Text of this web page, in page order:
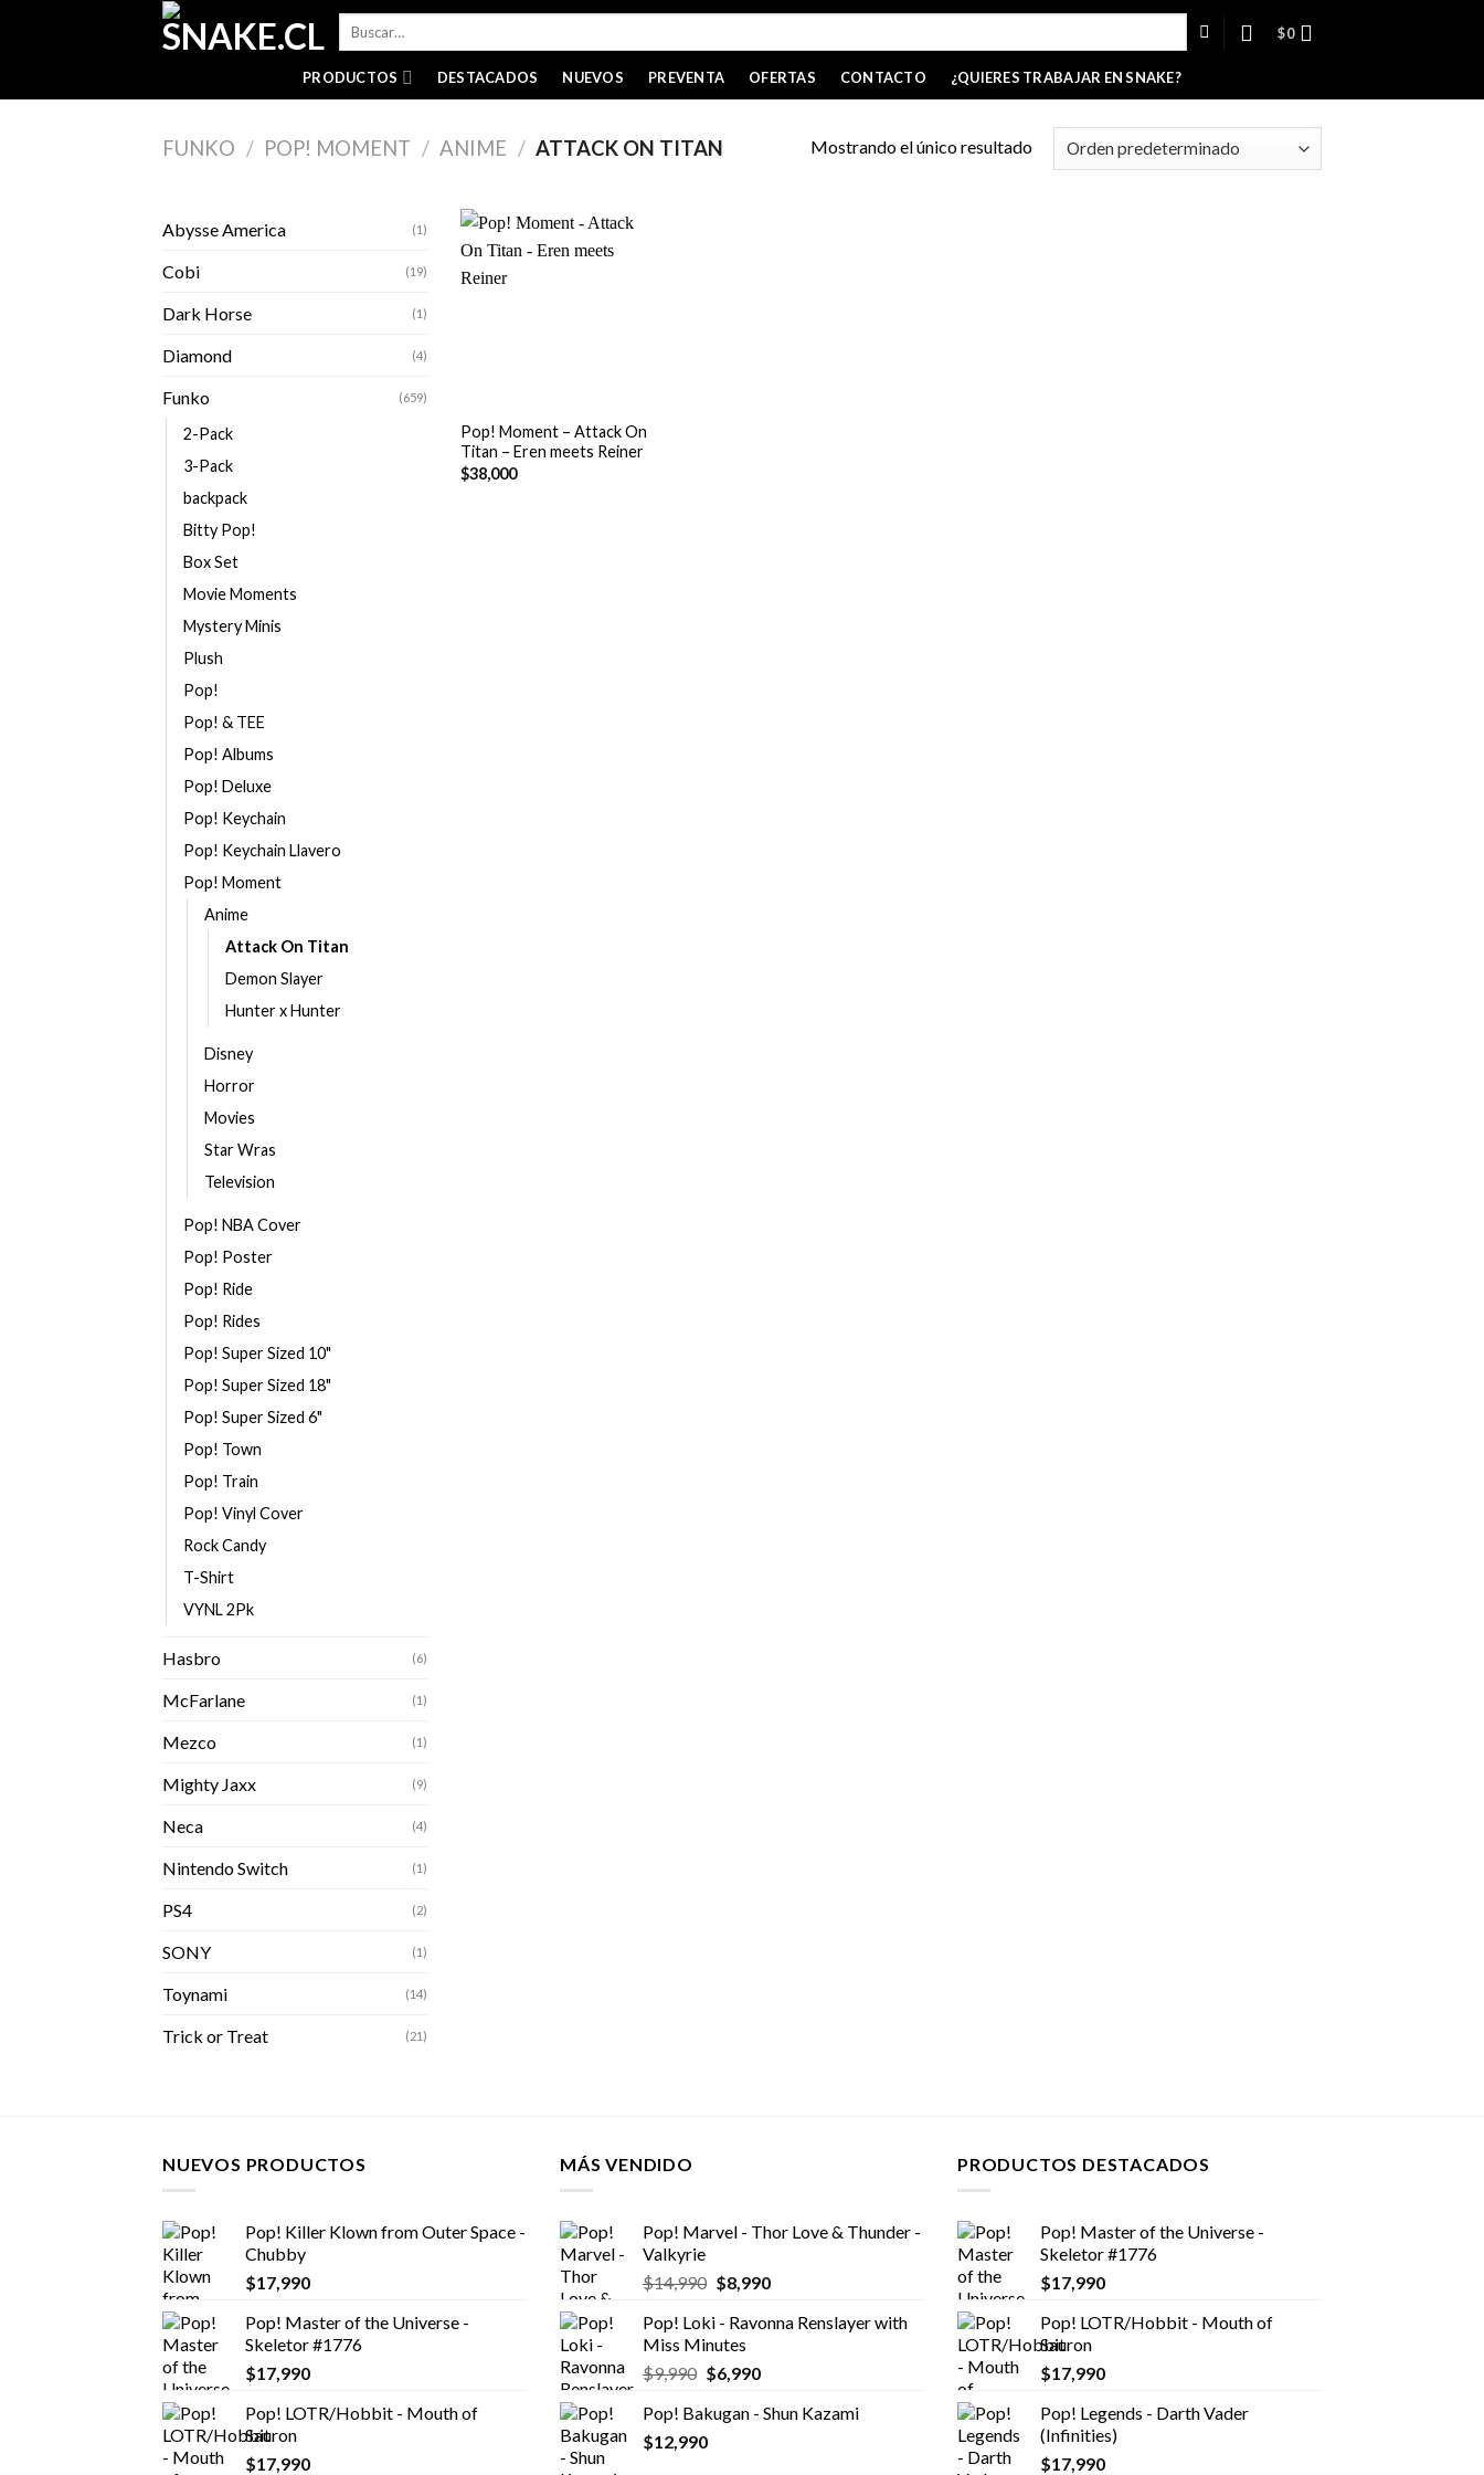
Buscar
$0
PRODUCTOS DESTACADOS NUEVOS PREVENTA OFERTAS CONTACTO ¿QUIERES TRABAJAR EN SNAKE?
FUNKO / POP! MOMENT / ANIME / ATTACK ON TITAN Mostrando el único resultado
Abysse America (1)
Cobi (19)
Dark Horse (1)
Diamond (4)
Funko (659)
2-Pack
3-Pack
backpack
Bitty Pop!
Box Set
Movie Moments
Mystery Minis
Plush
Pop!
Pop! & TEE
Pop! Albums
Pop! Deluxe
Pop! Keychain
Pop! Keychain Llavero
Pop! Moment
Anime
Attack On Titan
Demon Slayer
Hunter x Hunter
Disney
Horror
Movies
Star Wras
Television
Pop! NBA Cover
Pop! Poster
Pop! Ride
Pop! Rides
Pop! Super Sized 10"
Pop! Super Sized 18"
Pop! Super Sized 6"
Pop! Town
Pop! Train
Pop! Vinyl Cover
Rock Candy
T-Shirt
VYNL 2Pk
Hasbro (6)
McFarlane (1)
Mezco (1)
Mighty Jaxx (9)
Neca (4)
Nintendo Switch (1)
PS4 (2)
SONY (1)
Toynami (14)
Trick or Treat (21)
Pop! Moment – Attack On
Titan – Eren meets Reiner
$38,000
NUEVOS PRODUCTOS
Pop! Killer Klown from Outer Space -
Chubby
$17,990
Pop! Master of the Universe -
Skeletor #1776
$17,990
Pop! LOTR/Hobbit - Mouth of
Sauron
$17,990
MÁS VENDIDO
Pop! Marvel - Thor Love & Thunder -
Valkyrie
$14,990 El
original
era:
$14,990.
$8,990El
actual
Pop! Loki - Ravonna Renslayer with
Miss Minutes
$9,990 El
original
era:
$6,990El
actual
Pop! Bakugan - Shun Kazami
$12,990
PRODUCTOS DESTACADOS
Pop! Master of the Universe -
Skeletor #1776
$17,990
Pop! LOTR/Hobbit - Mouth of
Sauron
$17,990
Pop! Legends - Darth Vader
(Infinities)
$17,990